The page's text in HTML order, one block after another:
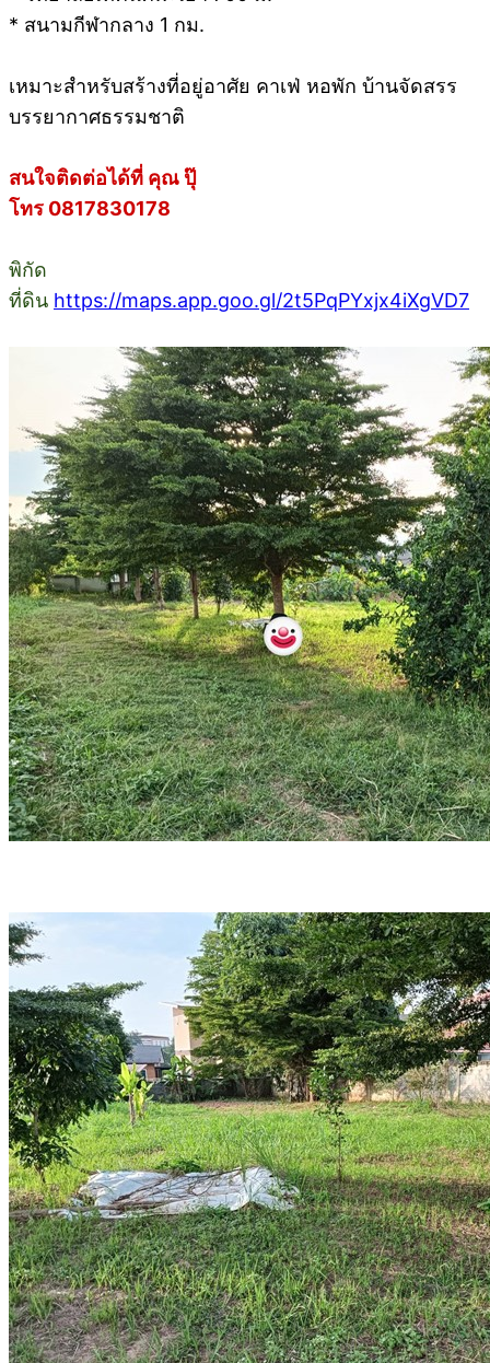
* สนามกีฬากลาง 1 กม.
เหมาะสำหรับสร้างที่อยู่อาศัย คาเฟ่ หอพัก บ้านจัดสรร
บรรยากาศธรรมชาติ
สนใจติดต่อได้ที่ คุณ ปุ๊
โทร 0817830178
พิกัด
ที่ดิน https://maps.app.goo.gl/2t5PqPYxjx4iXgVD7